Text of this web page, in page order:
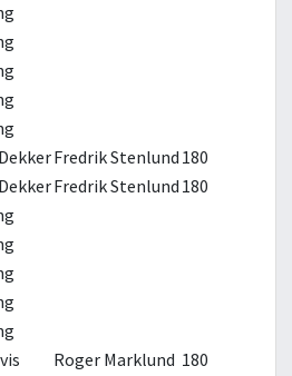
Fredrik Stenlund 180
Fredrik Stenlund 180
Roger Marklund 180